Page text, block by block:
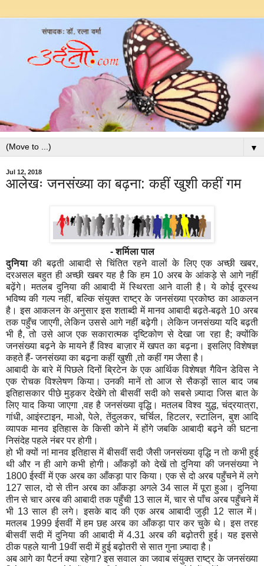
▼
Jul 12, 2018
आलेखः जनसंख्या का बढ़ना: कहीं खुशी कहीं गम
- शर्मिला पाल
दुनिया की बढ़ती आबादी से चिंतित रहने वालों के लिए एक अच्छी खबर,
दरअसल बहुत ही अच्छी खबर यह है कि हम10 अरब के आंकड़े से आगे नहीं
बढ़ेंगे।
मतलब दुनिया की आबादी में स्थिरता आने वाली है। ये कोई दूरस्थ
भविष्य की गल्प नहीं,बल्कि संयुक्त राष्ट्र के जनसंख्या प्रकोष्ठ का आकलन
है। इस आकलन के अनुसार इस शताब्दी में मानव आबादी बढ़ते-बढ़ते10अरब
तक पहुँच जाएगी,लेकिन उससे आगे नहीं बढ़ेगी। लेकिन जनसंख्या यदि बढ़ती
भी है, तो उसे आज एक सकारात्मक दृष्टिकोण से देखा जा रहा है; क्योंकि
जनसंख्या बढ़ने के मायने हैं विश्व बाज़ार में खपत का बढ़ना। इसलिए विशेषज्ञ
कहते हैं-जनसंख्या का बढ़ना कहीं खुशी ,तो कहीं गम जैसा है।
आबादी के बारे में पिछले दिनों ब्रिटेन के एक आर्थिक विशेषज्ञ गैविन डेविस ने
एक रोचक विश्लेषण किया। उनकी मानें तो आज से सैकड़ों साल बाद जब
इतिहासकार पीछे मुड़कर देखेंगे तो बीसवीं सदी को सबसे ज़्यादा जिस बात के
लिए याद किया जाएगा ,वह है जनसंख्या वृद्धि। मतलब विश्व युद्ध,चंद्रयात्रा,
गांधी,आइंस्टाइन,माओ,पेले,तेंदुलकर,चर्चिल,हिटलर,स्टालिन,बुश आदि
व्यापक मानव इतिहास के किसी कोने में होंगे जबकि आबादी बढ़ने की घटना
निसंदेह पहले नंबर पर होगी।
हो भी क्यों न!मानव इतिहास में बीसवीं सदी जैसी जनसंख्या वृद्धि न तो कभी हुई
थी और न ही आगे कभी होगी। आँकड़ों को देखें तो दुनिया की जनसंख्या ने
1800ईस्वीं में एक अरब का आँकड़ा पार किया। एक से दो अरब पहुँचने में लगे
127साल,दो से तीन अरब का आँकड़ा अगले34साल में पूरा हुआ। दुनिया
तीन से चार अरब की आबादी तक पहुँची 13साल में,चार से पाँच अरब पहुँचने में
भी 13साल ही लगे। इसके बाद की एक अरब आबादी जुड़ी 12साल में।
मतलब 1999ईसवीं में हम छह अरब का आँकड़ा पार कर चुके थे। इस तरह
बीसवीं सदी में दुनिया की आबादी में4.31अरब की बढ़ोतरी हुई। यह इससे
ठीक पहले यानी 19वीं सदी में हुई बढ़ोतरी से सात गुना ज़्यादा है।
अब आगे का पैटर्न क्या रहेगा?इस सवाल का जवाब संयुक्त राष्ट्र के जनसंख्या